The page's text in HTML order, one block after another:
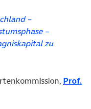
–
–
zu
Prof.
Tab)